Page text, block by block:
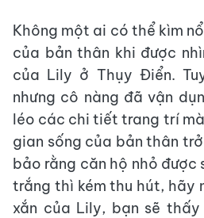
Không một ai có thể kìm
của bản thân khi được
của Lily ở Thụy Điển.
nhưng cô nàng đã vận
léo các chi tiết trang trí
gian sống của bản thân
bảo rằng căn hộ nhỏ được
trắng thì kém thu hút, hãy
xắn của Lily, bạn sẽ